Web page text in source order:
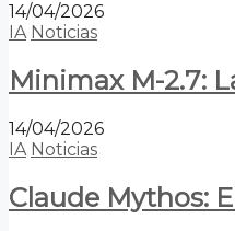
14/04/2026
IA Noticias
Minimax M-2.7:
14/04/2026
IA Noticias
Claude Mythos: